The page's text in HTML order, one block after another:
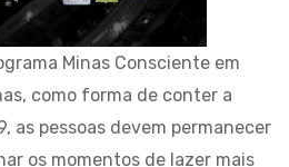
Minas Consciente em
como forma de conter a
as pessoas devem permanecer
os momentos de lazer mais